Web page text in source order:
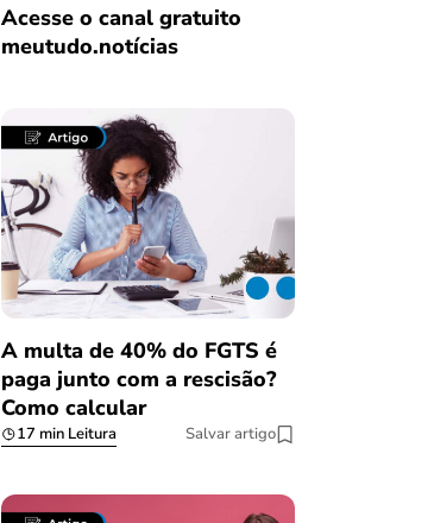
Acesse o canal gratuito
meutudo.notícias
A multa de 40% do FGTS é
paga junto com a rescisão?
Como calcular
17 min Leitura Salvar artigo